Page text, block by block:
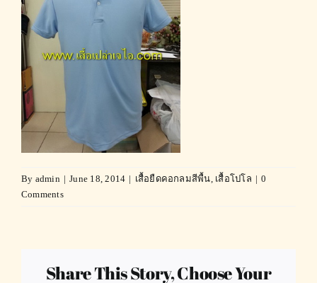
By admin | June 18, 2014 | เสื้อยืดคอกลมสีพื้น เสื้อโปโล | 0
Comments
Share This Story, Choose Your